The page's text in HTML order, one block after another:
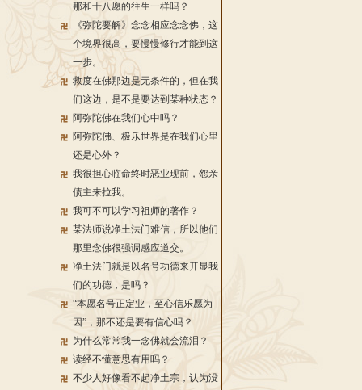
那和十八愿的往生一样吗？
《弥陀要解》念念相应念念佛，这
个境界很高，要慢慢修行才能到这
一步。
救度在佛那边是无条件的，但在我
们这边，是不是要达到某种状态？
阿弥陀佛在我们心中吗？
阿弥陀佛、极乐世界是在我们心里
还是心外？
我很担心临命终时恶业现前，怨亲
债主来拉我。
我可不可以学习祖师的著作？
某法师说净土法门难信，所以他们
那里念佛很强调感应道交。
净土法门就是以名号功德来开显我
们的功德，是吗？
“本愿名号正定业，至心信乐愿为
因”，那不还是要有信心吗？
为什么常常我一念佛就会流泪？
读经不懂意思有用吗？
不少人好像看不起净土宗，认为没